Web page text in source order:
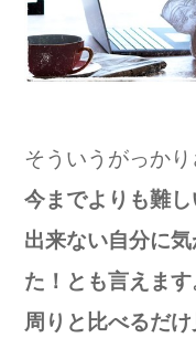
そういうがっか
今までよりも難
出来ない自分に
た！とも言えます
周りと比べるだ